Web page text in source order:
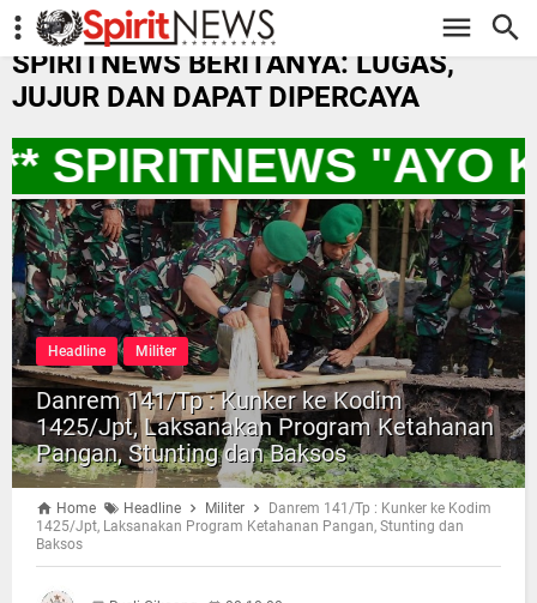
-->
SPIRITNEWS BERITANYA: LUGAS,
JUJUR DAN DAPAT DIPERCAYA
"AYO
Headline Militer
Danrem 141/Tp : Kunker ke Kodim
1425/Jpt, Laksanakan Program Ketahanan
Pangan, Stunting dan Baksos
Home Headline Militer
Danrem 141/Tp : Kunker ke Kodim
1425/Jpt, Laksanakan Program Ketahanan Pangan, Stunting dan
Baksos